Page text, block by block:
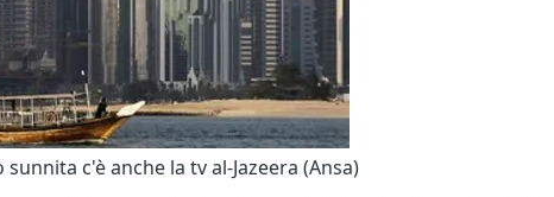
c'è anche la tv al-Jazeera (Ansa)